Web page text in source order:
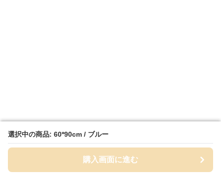
選択中の商品: 60*90cm / ブルー
購入画面に進む
選択中の商品: 60*90cm / ブルー
購入画面に進む